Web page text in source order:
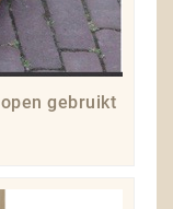
gebruikt